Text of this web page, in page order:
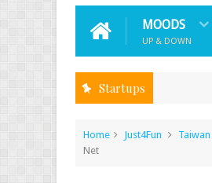
MOODS
UP & DOWN
Startups
Home Just4Fun Taiwan
Net